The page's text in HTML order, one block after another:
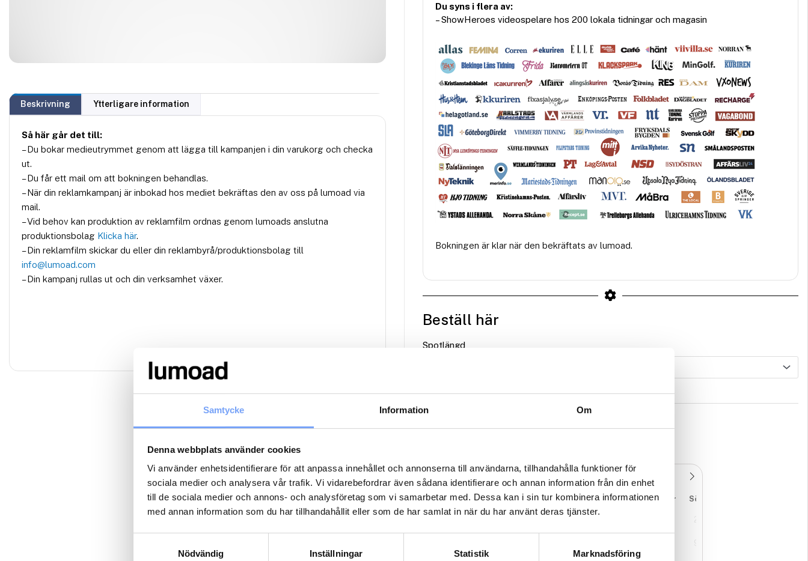
Samtycke Information Om
Denna webbplats använder cookies
Vi använder enhetsidentifierare för att anpassa innehållet och annonserna till användarna, tillhandahålla funktioner för
sociala medier och analysera vår trafik. Vi vidarebefordrar även sådana identifierare och annan information från din enhet
till de sociala medier och annons- och analysföretag som vi samarbetar med. Dessa kan i sin tur kombinera informationen
med annan information som du har tillhandahållit eller som de har samlat in när du har använt deras tjänster.
Nödvändig
Inställningar Statistik Marknadsföring
Beskrivning Ytterligare information
Så här går det till:
– Du bokar medieutrymmet genom att lägga till kampanjen i din varukorg och checka
ut.
– Du får ett mail om att bokningen behandlas.
– När din reklamkampanj är inbokad hos mediet bekräftas den av oss på lumoad via
mail.
– Vid behov kan produktion av reklamfilm ordnas genom lumoads anslutna
produktionsbolag Klicka här.
– Din reklamfilm skickar du eller din reklambyrå/produktionsbolag till
info@lumoad.com
– Din kampanj rullas ut och din verksamhet växer.
Du syns i flera av:
– ShowHeroes videospelare hos 200 lokala tidningar och magasin
Bokningen är klar när den bekräftats av lumoad.
Beställ här
Spotlängd
RENSA
Mån Tis Ons Tor Fre Lör Sön
28